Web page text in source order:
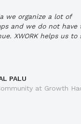
we organize a lot of
and we do not have
XWORK helps us to
PALU
at Growth